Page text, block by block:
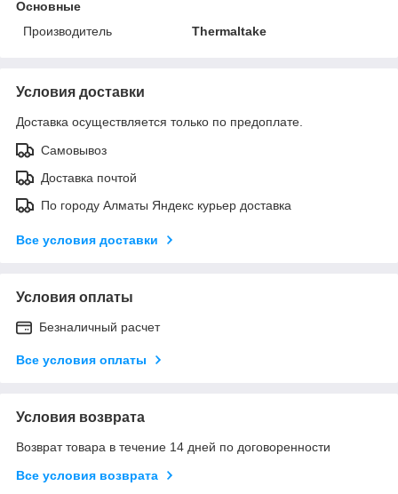
Основные
Производитель
Thermaltake
Условия доставки
Доставка осуществляется только по предоплате.
Самовывоз
Доставка почтой
По городу Алматы Яндекс курьер доставка
Все условия доставки
Условия оплаты
Безналичный расчет
Все условия оплаты
Условия возврата
Возврат товара в течение 14 дней по договоренности
Все условия возврата